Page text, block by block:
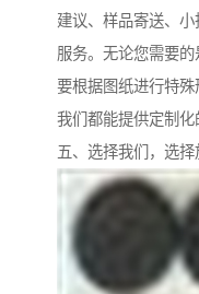
建议、样品寄送、
服务。无论您需要
要根据图纸进行特殊
我们都能提供定制化
五、选择我们，选择